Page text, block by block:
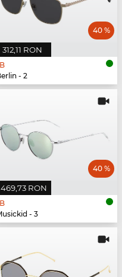
312,11 RON
40 %
- 2
469,73 RON
40 %
- 3